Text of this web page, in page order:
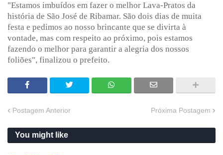
"Estamos imbuídos em fazer o melhor Lava-Pratos da
história de São José de Ribamar. São dois dias de muita
festa e pedimos ao nosso brincante que se divirta à
vontade, mas com respeito ao próximo, pois estamos
fazendo o melhor para garantir a alegria dos nossos
foliões", finalizou o prefeito.
Postagem Anterior Próxima Postagem
You might like